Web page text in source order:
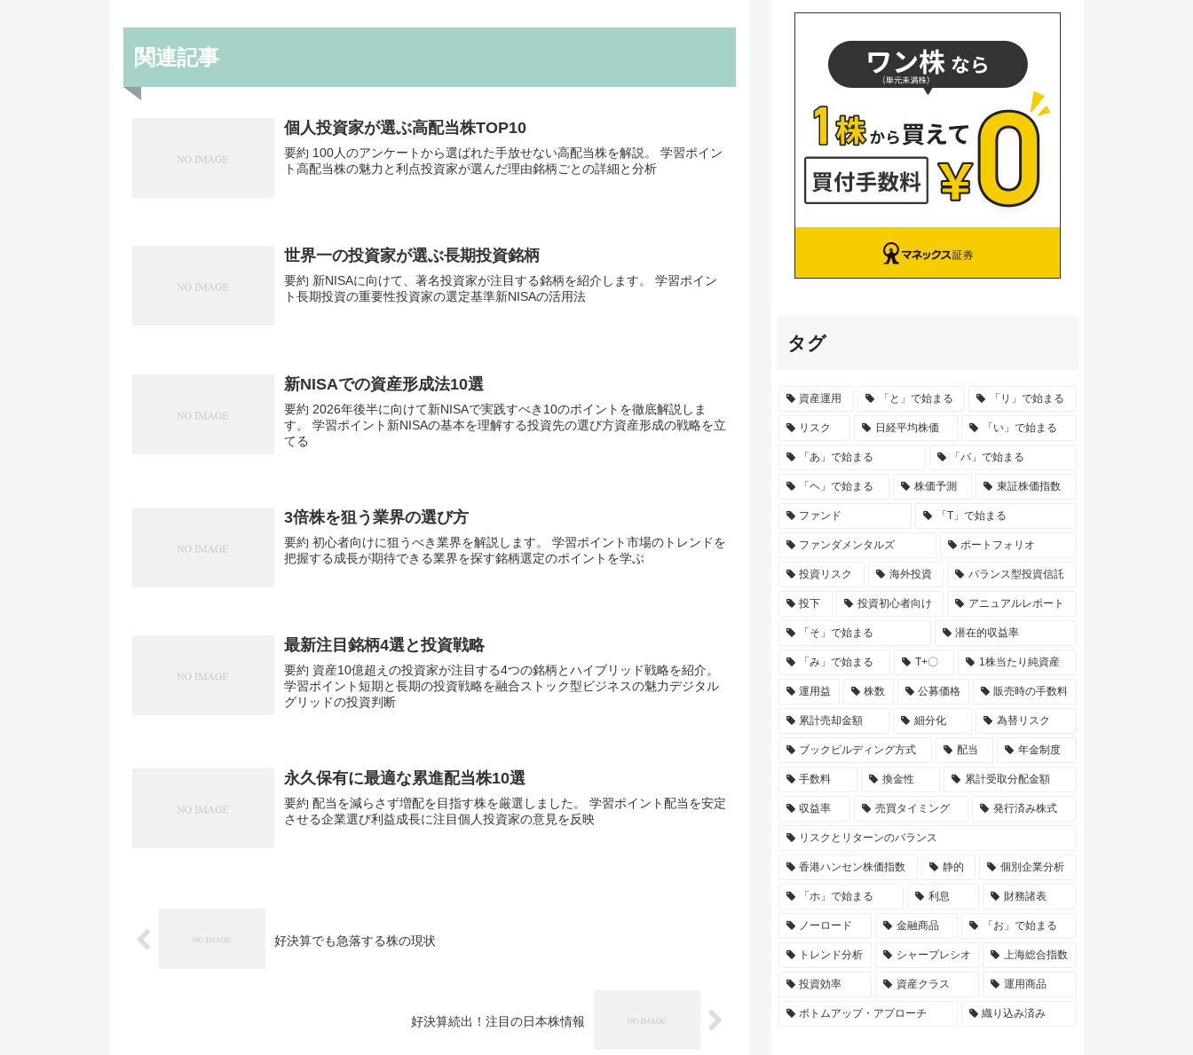
関連記事
個人投資家が選ぶ高配当株TOP10
要約 100人のアンケートから選ばれた手放せない高配当株を解説。 学習ポイン
ト高配当株の魅力と利点投資家が選んだ理由銘柄ごとの詳細と分析
世界一の投資家が選ぶ長期投資銘柄
要約 新NISAに向けて、著名投資家が注目する銘柄を紹介します。 学習ポイン
ト長期投資の重要性投資家の選定基準新NISAの活用法
新NISAでの資産形成法10選
要約 2026年後半に向けて新NISAで実践すべき10のポイントを徹底解説しま
す。 学習ポイント新NISAの基本を理解する投資先の選び方資産形成の戦略を立
てる
3倍株を狙う業界の選び方
要約 初心者向けに狙うべき業界を解説します。 学習ポイント市場のトレンドを
把握する成長が期待できる業界を探す銘柄選定のポイントを学ぶ
最新注目銘柄4選と投資戦略
要約 資産10億超えの投資家が注目する4つの銘柄とハイブリッド戦略を紹介。
学習ポイント短期と長期の投資戦略を融合ストック型ビジネスの魅力デジタル
グリッドの投資判断
永久保有に最適な累進配当株10選
要約 配当を減らさず増配を目指す株を厳選しました。 学習ポイント配当を安定
させる企業選び利益成長に注目個人投資家の意見を反映
好決算でも急落する株の現状
好決算続出！注目の日本株情報
タグ
資産運用 「と」で始まる 「リ」で始まる
リスク 日経平均株価 「い」で始まる
「あ」で始まる 「バ」で始まる
「ヘ」で始まる 株価予測 東証株価指数
ファンド 「T」で始まる
ファンダメンタルズ ポートフォリオ
投資リスク 海外投資 バランス型投資信託
投下 投資初心者向け アニュアルレポート
「そ」で始まる 潜在的収益率
「み」で始まる T+〇 1株当たり純資産
運用益 株数 公募価格 販売時の手数料
累計売却金額 細分化 為替リスク
ブックビルディング方式 配当 年金制度
手数料 換金性 累計受取分配金額
収益率 売買タイミング 発行済み株式
リスクとリターンのバランス
香港ハンセン株価指数 静的 個別企業分析
「ホ」で始まる 利息 財務諸表
ノーロード 金融商品 「お」で始まる
トレンド分析 シャープレシオ 上海総合指数
投資効率 資産クラス 運用商品
ボトムアップ・アプローチ 織り込み済み